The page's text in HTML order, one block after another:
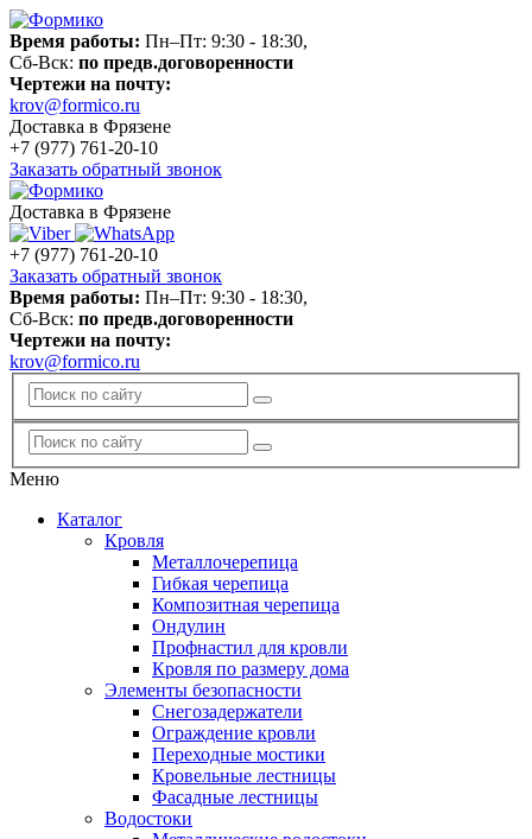
Время работы: Пн–Пт: 9:30 - 18:30,
Сб-Вск: по предв.договоренности
Чертежи на почту:
krov@formico.ru
Доставка в Фрязене
+7 (977) 761-20-10
Заказать обратный звонок
Доставка в Фрязене
+7 (977) 761-20-10
Заказать обратный звонок
Время работы: Пн–Пт: 9:30 - 18:30,
Сб-Вск: по предв.договоренности
Чертежи на почту:
krov@formico.ru
Меню
Каталог
Кровля
Металлочерепица
Гибкая черепица
Композитная черепица
Ондулин
Профнастил для кровли
Кровля по размеру дома
Элементы безопасности
Снегозадержатели
Ограждение кровли
Переходные мостики
Кровельные лестницы
Фасадные лестницы
Водостоки